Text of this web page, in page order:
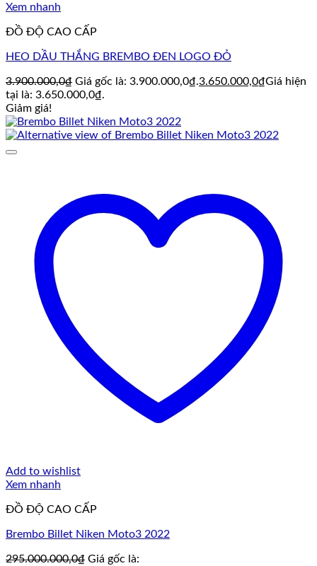
Xem nhanh
ĐỒ ĐỘ CAO CẤP
HEO DẦU THẮNG BREMBO ĐEN LOGO ĐỎ
3.900.000,0₫ Giá gốc là: 3.900.000,0₫.3.650.000,0₫Giá hiện
tại là: 3.650.000,0₫.
Giảm giá!
Add to wishlist
Xem nhanh
ĐỒ ĐỘ CAO CẤP
Brembo Billet Niken Moto3 2022
295.000.000,0₫ Giá gốc là: